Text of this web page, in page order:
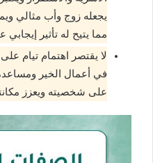
يجعله زوج وأب مثالي
مما يتيح له تأثير
لا يقتصر اهتمام تيام
في أعمال الخير
على شخصيته ويعزز